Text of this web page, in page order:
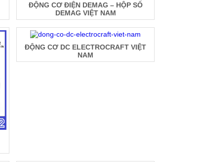
ĐỘNG CƠ ĐIỆN DEMAG – HỘP SỐ
DEMAG VIỆT NAM
ĐỘNG CƠ DC ELECTROCRAFT VIỆT
NAM